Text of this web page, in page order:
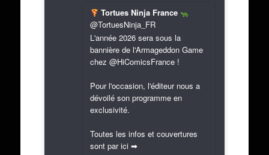
Tortues Ninja France
@TortuesNinja_FR
L'année 2026 sera sous la
bannière de l'Armageddon Game
chez @HiComicsFrance !
Pour l'occasion, l'éditeur nous a
dévoilé son programme en
exclusivité.
Toutes les infos et couvertures
sont par ici ➡